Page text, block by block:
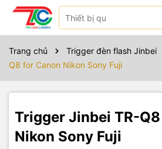
Trang chủ Trigger đèn flash Jinbei
Q8 for Canon Nikon Sony Fuji
Trigger Jinbei TR-
Nikon Sony Fuji
Sản phẩm bao gồm